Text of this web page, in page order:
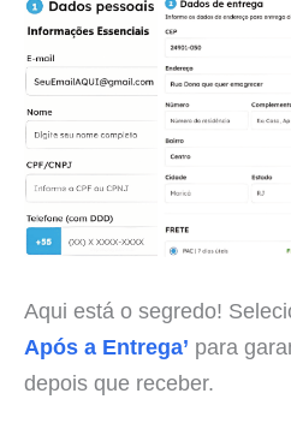
Aqui está o segredo!
Após a Entrega’ para
depois que receber.